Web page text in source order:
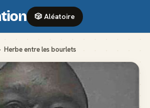
🎲 Aléatoire
Herbe entre les bourlets